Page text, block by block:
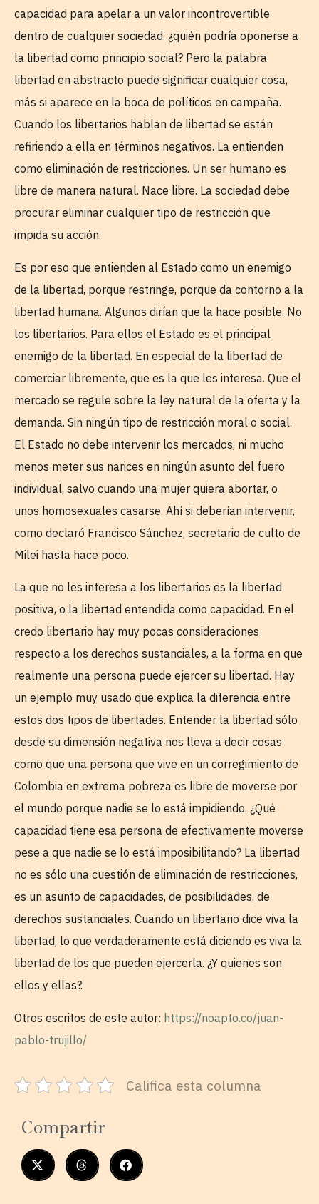
capacidad para apelar a un valor incontrovertible
dentro de cualquier sociedad. ¿quién podría oponerse a
la libertad como principio social? Pero la palabra
libertad en abstracto puede significar cualquier cosa,
más si aparece en la boca de políticos en campaña.
Cuando los libertarios hablan de libertad se están
refiriendo a ella en términos negativos. La entienden
como eliminación de restricciones. Un ser humano es
libre de manera natural. Nace libre. La sociedad debe
procurar eliminar cualquier tipo de restricción que
impida su acción.
Es por eso que entienden al Estado como un enemigo
de la libertad, porque restringe, porque da contorno a la
libertad humana. Algunos dirían que la hace posible. No
los libertarios. Para ellos el Estado es el principal
enemigo de la libertad. En especial de la libertad de
comerciar libremente, que es la que les interesa. Que el
mercado se regule sobre la ley natural de la oferta y la
demanda. Sin ningún tipo de restricción moral o social.
El Estado no debe intervenir los mercados, ni mucho
menos meter sus narices en ningún asunto del fuero
individual, salvo cuando una mujer quiera abortar, o
unos homosexuales casarse. Ahí si deberían intervenir,
como declaró Francisco Sánchez, secretario de culto de
Milei hasta hace poco.
La que no les interesa a los libertarios es la libertad
positiva, o la libertad entendida como capacidad. En el
credo libertario hay muy pocas consideraciones
respecto a los derechos sustanciales, a la forma en que
realmente una persona puede ejercer su libertad. Hay
un ejemplo muy usado que explica la diferencia entre
estos dos tipos de libertades. Entender la libertad sólo
desde su dimensión negativa nos lleva a decir cosas
como que una persona que vive en un corregimiento de
Colombia en extrema pobreza es libre de moverse por
el mundo porque nadie se lo está impidiendo. ¿Qué
capacidad tiene esa persona de efectivamente moverse
pese a que nadie se lo está imposibilitando? La libertad
no es sólo una cuestión de eliminación de restricciones,
es un asunto de capacidades, de posibilidades, de
derechos sustanciales. Cuando un libertario dice viva la
libertad, lo que verdaderamente está diciendo es viva la
libertad de los que pueden ejercerla. ¿Y quienes son
ellos y ellas?.
Otros escritos de este autor: https://noapto.co/juan-
pablo-trujillo/
Califica esta columna
Compartir